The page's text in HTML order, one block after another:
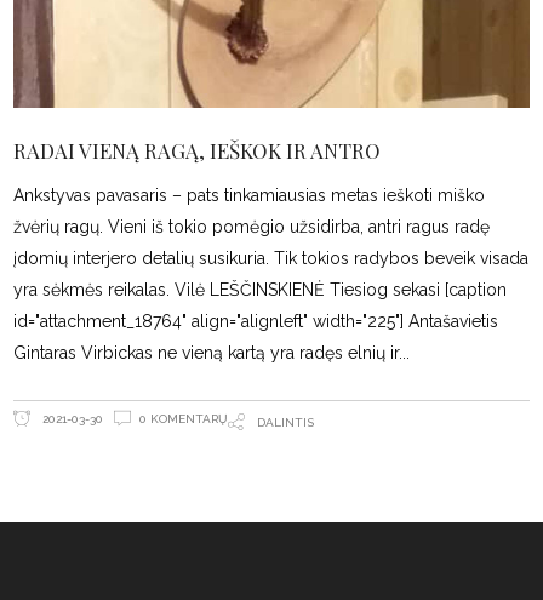
RADAI VIENĄ RAGĄ, IEŠKOK IR ANTRO
Ankstyvas pavasaris – pats tinkamiausias metas ieškoti miško
žvėrių ragų. Vieni iš tokio pomėgio užsidirba, antri ragus radę
įdomių interjero detalių susikuria. Tik tokios radybos beveik visada
yra sėkmės reikalas. Vilė LEŠČINSKIENĖ Tiesiog sekasi [caption
id="attachment_18764" align="alignleft" width="225"] Antašavietis
Gintaras Virbickas ne vieną kartą yra radęs elnių ir
2021-03-30 0 KOMENTARŲ DALINTIS